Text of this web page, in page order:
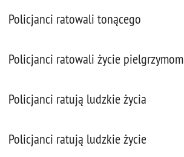
Policjanci ratowali tonącego
Policjanci ratowali życie pielgrzymom
Policjanci ratują ludzkie życia
Policjanci ratują ludzkie życie